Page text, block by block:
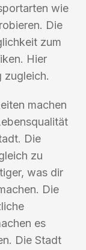
wie
Die
zum
Hier
zugleich.
machen
Die
zu
was dir
Die
es
Die Stadt